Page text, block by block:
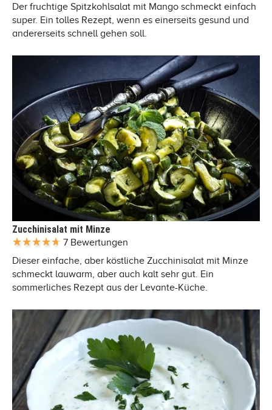
Der fruchtige Spitzkohlsalat mit Mango schmeckt einfach
super. Ein tolles Rezept, wenn es einerseits gesund und
andererseits schnell gehen soll.
Zucchinisalat mit Minze
7 Bewertungen
Dieser einfache, aber köstliche Zucchinisalat mit Minze
schmeckt lauwarm, aber auch kalt sehr gut. Ein
sommerliches Rezept aus der Levante-Küche.